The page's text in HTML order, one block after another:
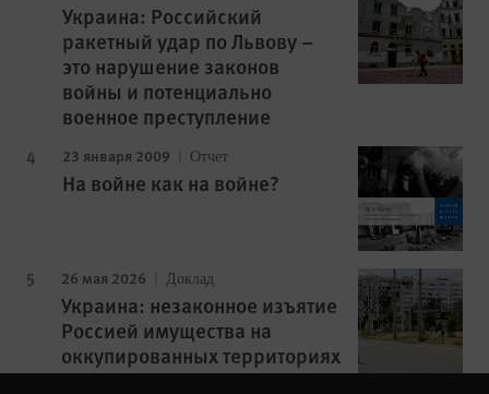
Украина: Российский
ракетный удар по Львову –
это нарушение законов
войны и потенциально
военное преступление
23 января 2009 Отчет
На войне как на войне?
26 мая 2026 Доклад
Украина: незаконное изъятие
Россией имущества на
оккупированных территориях